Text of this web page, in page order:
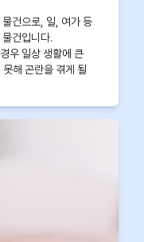
건으로, 일, 여가 등
건입니다.
우 일상 생활에 큰
해 곤란을 겪게 될